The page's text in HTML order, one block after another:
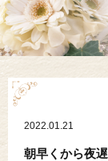
2022.01.21
朝早くから夜